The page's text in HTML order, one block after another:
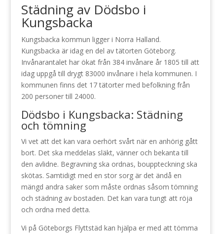
Städning av Dödsbo i
Kungsbacka
Kungsbacka kommun ligger i Norra Halland.
Kungsbacka är idag en del av tätorten Göteborg.
Invånarantalet har ökat från 384 invånare år 1805 till att
idag uppgå till drygt 83000 invånare i hela kommunen. I
kommunen finns det 17 tätorter med befolkning från
200 personer till 24000.
Dödsbo i Kungsbacka: Städning
och tömning
Vi vet att det kan vara oerhört svårt när en anhörig gått
bort. Det ska meddelas släkt, vänner och bekanta till
den avlidne. Begravning ska ordnas, bouppteckning ska
skötas. Samtidigt med en stor sorg är det ändå en
mängd andra saker som måste ordnas såsom tömning
och städning av bostaden. Det kan vara tungt att röja
och ordna med detta.
Vi på Göteborgs Flyttstäd kan hjälpa er med att tömma